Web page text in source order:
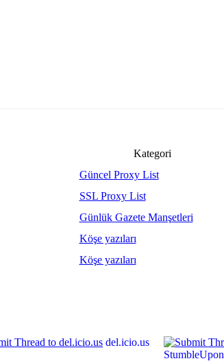
Kategori
Güncel Proxy List
SSL Proxy List
Günlük Gazete Manşetleri
Köşe yazıları
Köşe yazıları
del.icio.us
StumbleUpon